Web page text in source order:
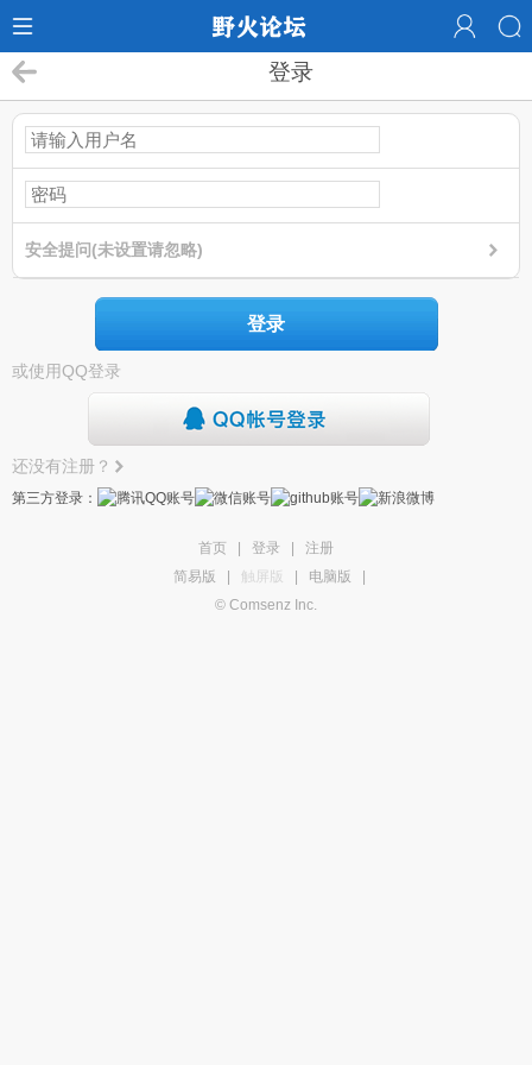
登录
安全提问(未设置请忽略)
登录
或使用QQ登录
还没有注册？
第三方登录：
首页 登录
注册
简易版
触屏版 电脑版
© Comsenz Inc.